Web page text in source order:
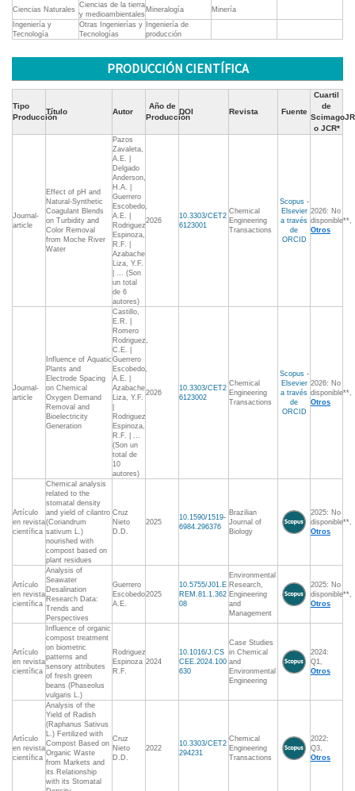
Ciencias Naturales
Ciencias de la tierra
y medioambientales
Mineralogía
Minería
Ingeniería y
Tecnología
Otras Ingenierías y
Tecnologías
Ingeniería de
producción
PRODUCCIÓN CIENTÍFICA
Tipo
Producción
Título Autor
Año de
Producción
DOI Revista Fuente
Cuartil
de
ScimagoJR
o JCR*
Journal-
article
Effect of pH and
Natural-Synthetic
Coagulant Blends
on Turbidity and
Color Removal
from Moche River
Water
Pazos
Zavaleta,
A.E. |
Delgado
Anderson,
H.A. |
Guerrero
Escobedo,
A.E. |
Rodriguez
Espinoza,
R.F. |
Azabache
Liza, Y.F.
| ... (Son
un total
de 6
autores)
2026
10.3303/CET2
6123001
Chemical
Engineering
Transactions
Scopus -
Elsevier
a través
de
ORCID
2026: No
disponible**,
Otros
Journal-
article
Influence of Aquatic
Plants and
Electrode Spacing
on Chemical
Oxygen Demand
Removal and
Bioelectricity
Generation
Castillo,
E.R. |
Romero
Rodriguez,
C.E. |
Guerrero
Escobedo,
A.E. |
Azabache
Liza, Y.F.
Rodriguez
Espinoza,
R.F. | ...
(Son un
total de
10
autores)
2026
10.3303/CET2
6123002
Chemical
Engineering
Transactions
Scopus -
Elsevier
a través
de
ORCID
2026: No
disponible**,
Otros
Artículo
en revista
científica
Chemical analysis
related to the
stomatal density
and yield of cilantro
(Coriandrum
sativum L.)
nourished with
compost based on
plant residues
Cruz
Nieto
D.D.
2025
10.1590/1519-
6984.296376
Brazilian
Journal of
Biology
2025: No
disponible**,
Otros
Artículo
en revista
científica
Analysis of
Seawater
Desalination
Research Data:
Trends and
Perspectives
Guerrero
Escobedo
A.E.
2025
10.5755/J01.E
REM.81.1.362
08
Environmental
Research,
Engineering
and
Management
2025: No
disponible**,
Otros
Artículo
en revista
científica
Influence of organic
compost treatment
on biometric
patterns and
sensory attributes
of fresh green
beans (Phaseolus
vulgaris L.)
Rodriguez
Espinoza
R.F.
2024
10.1016/J.CS
CEE.2024.100
630
Case Studies
in Chemical
and
Environmental
Engineering
2024:
Q1,
Otros
Artículo
en revista
científica
Analysis of the
Yield of Radish
(Raphanus Sativus
L.) Fertilized with
Compost Based on
Organic Waste
from Markets and
its Relationship
with its Stomatal
Cruz
Nieto
D.D.
2022
10.3303/CET2
294231
Chemical
Engineering
Transactions
2022:
Q3,
Otros